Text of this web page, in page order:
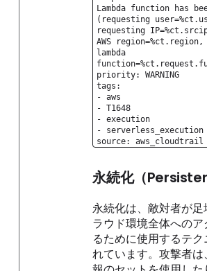
Lambda function has
(requesting
requesting
AWS region=%ct.region,
lambda
priority: WARNING
tags:
- aws
- T1648
- execution
- serverless_execution
source: aws_cloudtrail
永続化（
永続化は、敵対者が足
ラウド環境全体への
るために使用するテク
れています。攻撃者